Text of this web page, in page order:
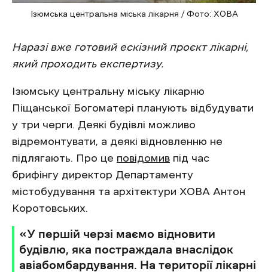
Ізюмська центральна міська лікарня / Фото: ХОВА
Наразі вже готовий ескізний проєкт лікарні,
який проходить експертизу.
Ізюмську центральну міську лікарню
Піщанської Богоматері планують відбудувати
у три черги. Деякі будівлі можливо
відремонтувати, а деякі відновленню не
підлягають. Про це повідомив під час
брифінгу директор Департаменту
містобудування та архітектури ХОВА Антон
Коротовських.
«У першій черзі маємо відновити
будівлю, яка постраждала внаслідок
авіабомбардування. На території лікарні